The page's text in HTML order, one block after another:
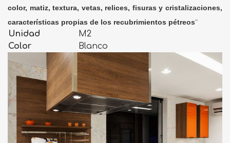
color, matiz, textura, vetas, relices, fisuras y cristalizaciones,
características propias de los recubrimientos pétreos"
Unidad
M2
Color
Blanco